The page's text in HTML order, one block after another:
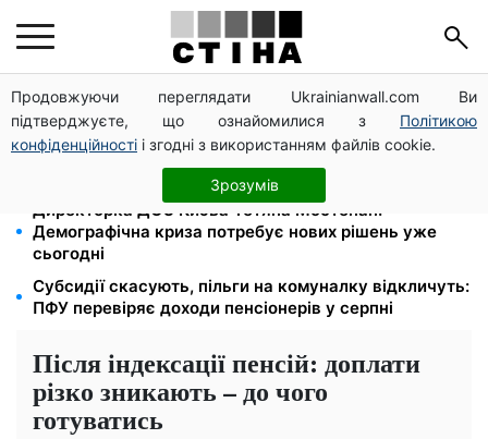
Продовжуючи переглядати Ukrainianwall.com Ви
підтверджуєте, що ознайомилися з Політикою
конфіденційності і згодні з використанням файлів cookie.
Зрозумів
Працюєте повний день — отримуйте єЯсла: ПФУ
пояснив умови допомоги на дитину 1-3 роки
113 млрд грн заборгували українці за комуналку:
830 тисяч проваджень у реєстрі боржників
Директорка ДОЗ Києва Тетяна Мостепан:
Демографічна криза потребує нових рішень уже
сьогодні
Субсидії скасують, пільги на комуналку відкличуть:
ПФУ перевіряє доходи пенсіонерів у серпні
Після індексації пенсій: доплати
різко зникають – до чого
готуватись